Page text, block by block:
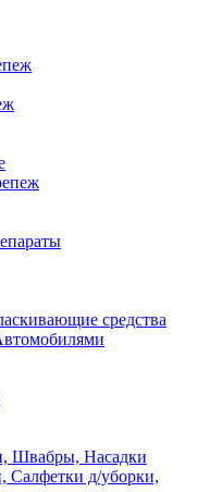
средства
Швабры, Насадки
д/уборки,